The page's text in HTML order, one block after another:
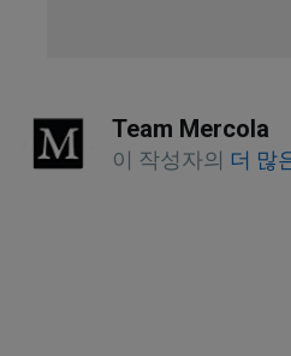
Team Mercola
이 작성자의 더 많